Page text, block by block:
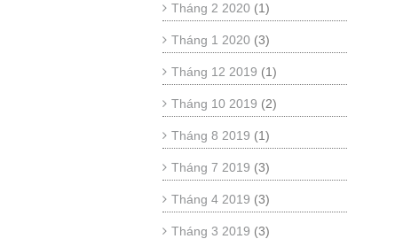
Tháng 2 2020 (1)
Tháng 1 2020 (3)
Tháng 12 2019 (1)
Tháng 10 2019 (2)
Tháng 8 2019 (1)
Tháng 7 2019 (3)
Tháng 4 2019 (3)
Tháng 3 2019 (3)